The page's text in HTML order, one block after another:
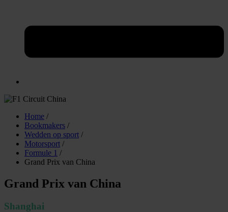
Home /
Bookmakers /
Wedden op sport /
Motorsport /
Formule 1 /
Grand Prix van China
Grand Prix van China
Shanghai